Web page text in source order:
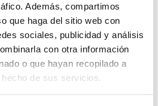
Además, compartimos
que haga del sitio web con
sociales, publicidad y análisis
con otra información
o que hayan recopilado a
de sus servicios.
Rosa, Rojo, Multicolor